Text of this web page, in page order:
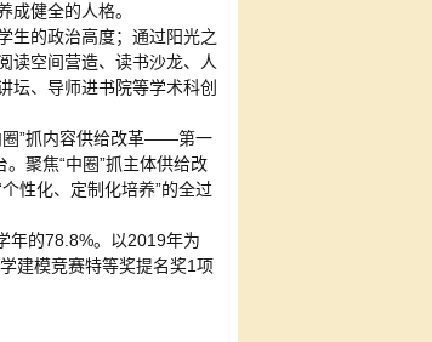
健全的人格。
生的政治高度；通过阳光之
读空间营造、读书沙龙、人
坛、导师进书院等学术科创
圈”抓内容供给改革——第一
聚焦“中圈”抓主体供给改
性化、定制化培养”的全过
年的78.8%。以2019年为
建模竞赛特等奖提名奖1项